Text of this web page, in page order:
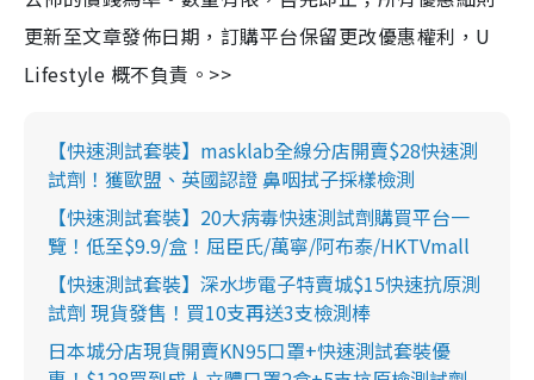
更新至文章發佈日期，訂購平台保留更改優惠權利，U
Lifestyle 概不負責。>>
【快速測試套裝】masklab全線分店開賣$28快速測
試劑！獲歐盟、英國認證 鼻咽拭子採樣檢測
【快速測試套裝】20大病毒快速測試劑購買平台一
覽！低至$9.9/盒！屈臣氏/萬寧/阿布泰/HKTVmall
【快速測試套裝】深水埗電子特賣城$15快速抗原測
試劑 現貨發售！買10支再送3支檢測棒
日本城分店現貨開賣KN95口罩+快速測試套裝優